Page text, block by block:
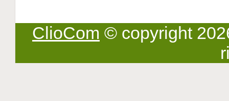
ClioCom © copyright